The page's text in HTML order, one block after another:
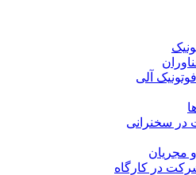
آلی
سخنرانی
در کارگاه